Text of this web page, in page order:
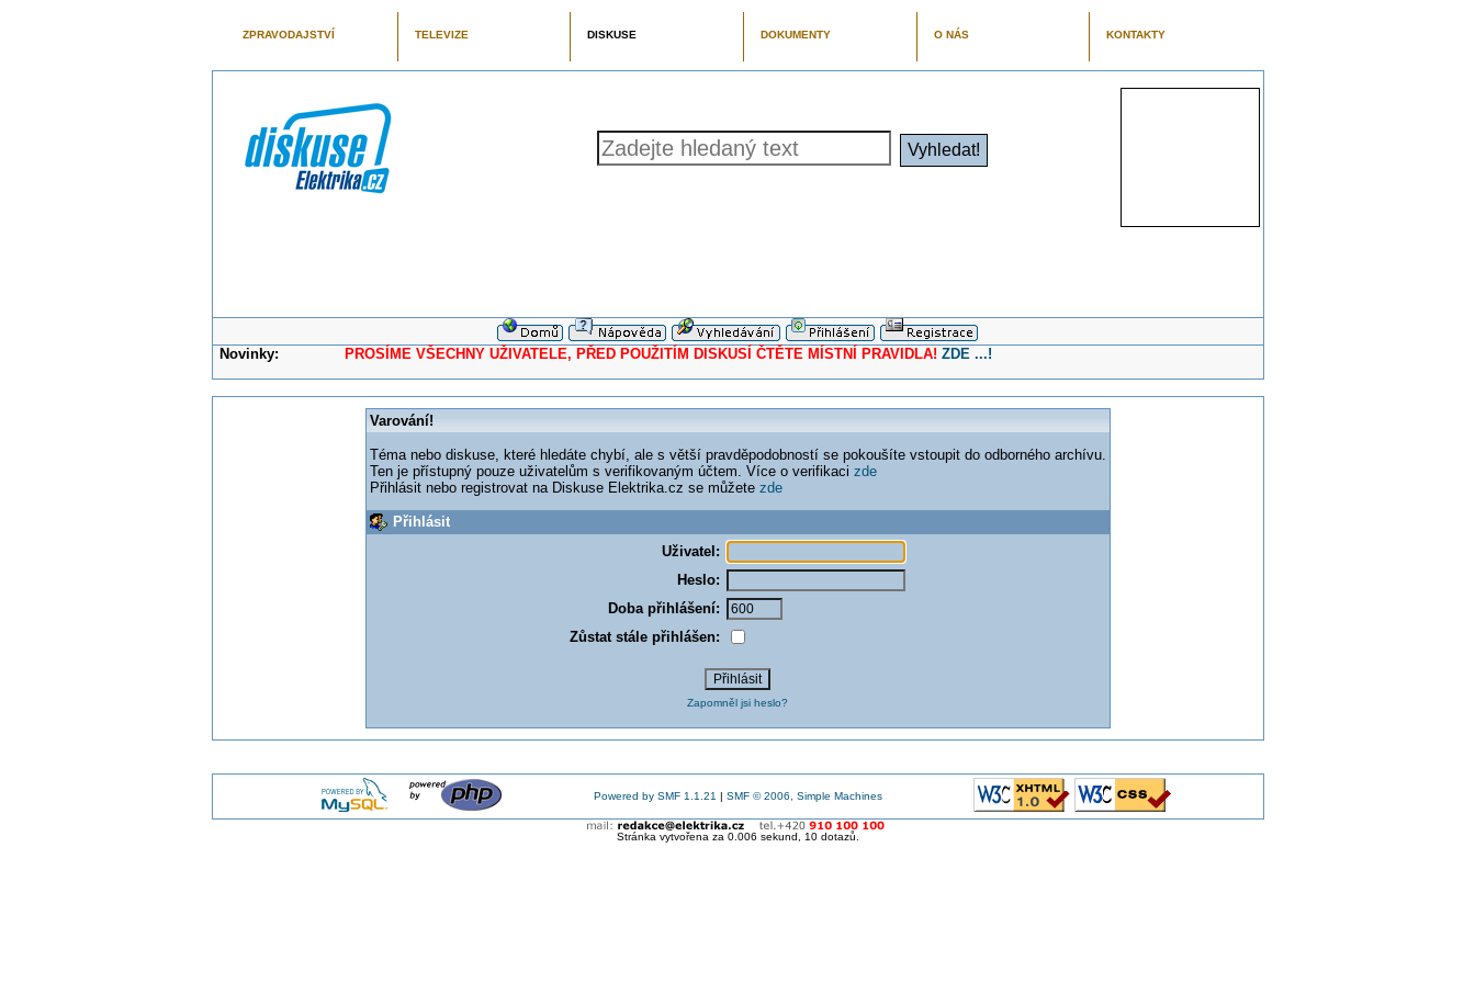
ZPRAVODAJSTVÍ TELEVIZE DISKUSE DOKUMENTY O NÁS KONTAKTY
Novinky: PROSÍME VŠECHNY UŽIVATELE, PŘED POUŽITÍM DISKUSÍ ČTĚTE MÍSTNÍ PRAVIDLA! ZDE ...!
Varování!
Téma nebo diskuse, které hledáte chybí, ale s větší pravděpodobností se pokoušíte vstoupit do odborného archívu.
Ten je přístupný pouze uživatelům s verifikovaným účtem. Více o verifikaci zde
Přihlásit nebo registrovat na Diskuse Elektrika.cz se můžete zde
Přihlásit
Uživatel:
Heslo:
Doba přihlášení:
Zůstat stále přihlášen:
Zapomněl jsi heslo?
Powered by SMF 1.1.21 | SMF © 2006, Simple Machines
Stránka vytvořena za 0.006 sekund, 10 dotazů.